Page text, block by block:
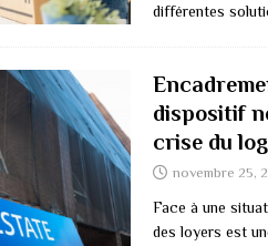
différentes
dispositif
crise du
novembre 25,
Face à une
des loyers est